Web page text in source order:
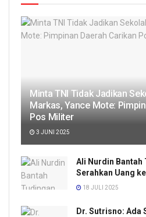
Minta TNI Tidak Jadikan
Markas, Yance Mote:
Pos Militer
3 JUNI 2025
Ali Nurdin Bantah
Serahkan Uang
18 JULI 2025
Dr. Sutrisno: Ada